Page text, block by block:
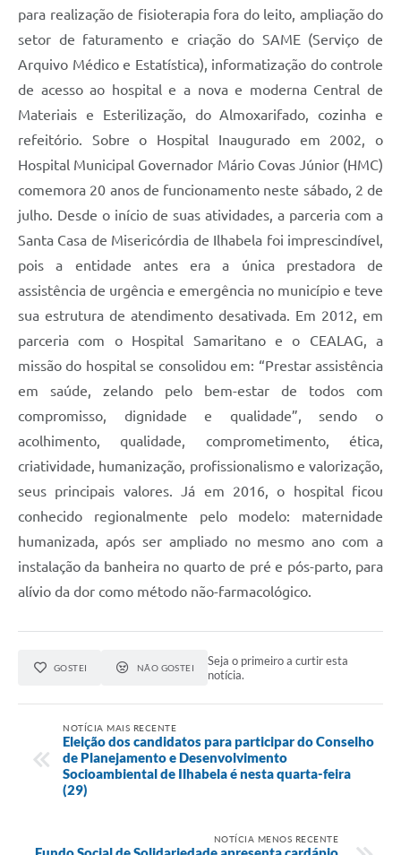
para realização de fisioterapia fora do leito, ampliação do
setor de faturamento e criação do SAME (Serviço de
Arquivo Médico e Estatística), informatização do controle
de acesso ao hospital e a nova e moderna Central de
Materiais e Esterilização, do Almoxarifado, cozinha e
refeitório. Sobre o Hospital Inaugurado em 2002, o
Hospital Municipal Governador Mário Covas Júnior (HMC)
comemora 20 anos de funcionamento neste sábado, 2 de
julho. Desde o início de suas atividades, a parceria com a
Santa Casa de Misericórdia de Ilhabela foi imprescindível,
pois a entidade antes era a única prestadora de
assistência de urgência e emergência no município e teve
sua estrutura de atendimento desativada. Em 2012, em
parceria com o Hospital Samaritano e o CEALAG, a
missão do hospital se consolidou em: “Prestar assistência
em saúde, zelando pelo bem-estar de todos com
compromisso, dignidade e qualidade”, sendo o
acolhimento, qualidade, comprometimento, ética,
criatividade, humanização, profissionalismo e valorização,
seus principais valores. Já em 2016, o hospital ficou
conhecido regionalmente pelo modelo: maternidade
humanizada, após ser ampliado no mesmo ano com a
instalação da banheira no quarto de pré e pós-parto, para
alívio da dor como método não-farmacológico.
GOSTEI NÃO GOSTEI
Seja o primeiro a curtir esta
notícia.
NOTÍCIA MAIS RECENTE
Eleição dos candidatos para participar do Conselho
de Planejamento e Desenvolvimento
Socioambiental de Ilhabela é nesta quarta-feira
(29)
NOTÍCIA MENOS RECENTE